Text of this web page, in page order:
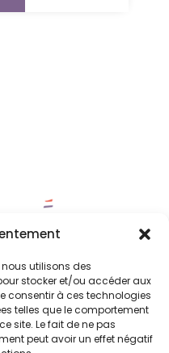
nous utilisons des
stocker et/ou accéder aux
consentir à ces technologies
telles que le comportement
site. Le fait de ne pas
peut avoir un effet négatif
+32 491 10 26 99
PARKING Cité
George
- Arrêt LIEGE Curtius